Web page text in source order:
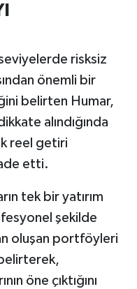
risksiz
önemli bir
belirten Humar,
alındığında
reel getiri
etti.
tek bir yatırım
şekilde
oluşan portföyleri
öne çıktığını